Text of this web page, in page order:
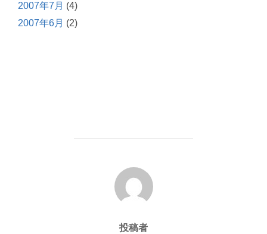
2007年7月 (4)
2007年6月 (2)
投稿者
投稿者